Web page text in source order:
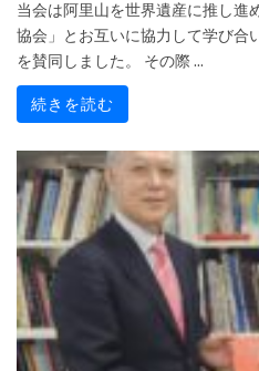
当会は阿里山を世界遺産に推し進
協会」とお互いに協力して学び合
を賛同しました。 その際 ...
続きを読む